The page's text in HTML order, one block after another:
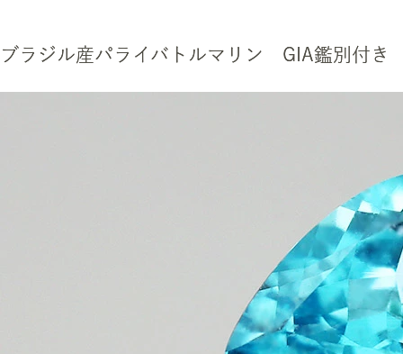
ブラジル産パライバトルマリン GIA鑑別付き